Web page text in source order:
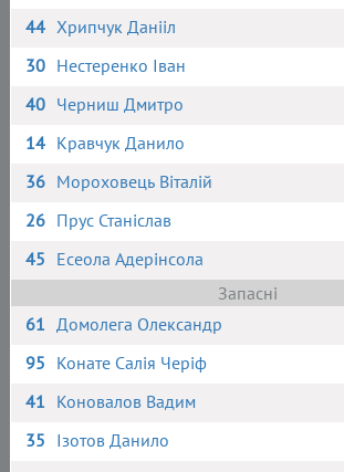
44 Хрипчук Данііл
30 Нестеренко Іван
40 Черниш Дмитро
14 Кравчук Данило
36 Мороховець Віталій
26 Прус Станіслав
45 Есеола Адерінсола
Запасні
61 Домолега Олександр
95 Конате Салія Черіф
41 Коновалов Вадим
35 Ізотов Данило